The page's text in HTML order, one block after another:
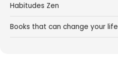
Habitudes Zen
Books that can change your life